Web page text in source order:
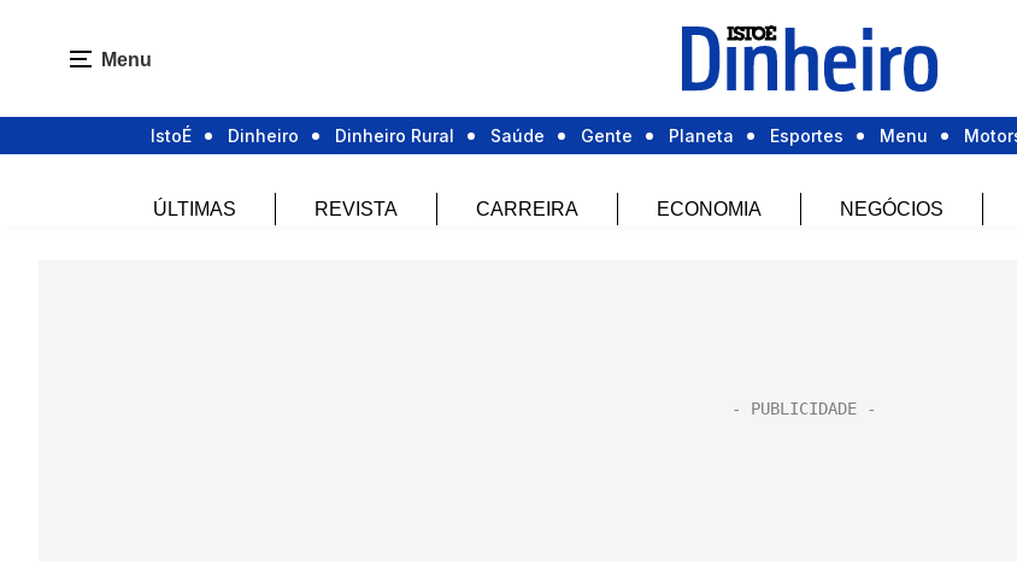
Menu
IstoÉ Dinheiro Dinheiro Rural Saúde Gente Planeta Esportes Menu
ÚLTIMAS REVISTA CARREIRA ECONOMIA NEGÓCIOS